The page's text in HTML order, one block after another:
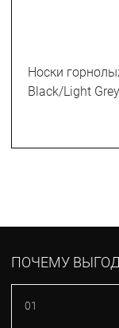
Носки
Black/Light Grey
ПОЧЕМУ
01